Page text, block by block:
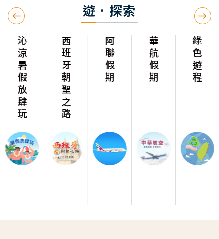
遊．探索
沁涼暑假放肆玩 西班牙朝聖之路 阿聯假期 華航假期 綠色遊程